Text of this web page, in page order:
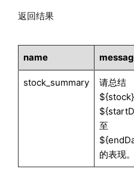
返回结果
name
stock_summary
请总结
至
的表现。